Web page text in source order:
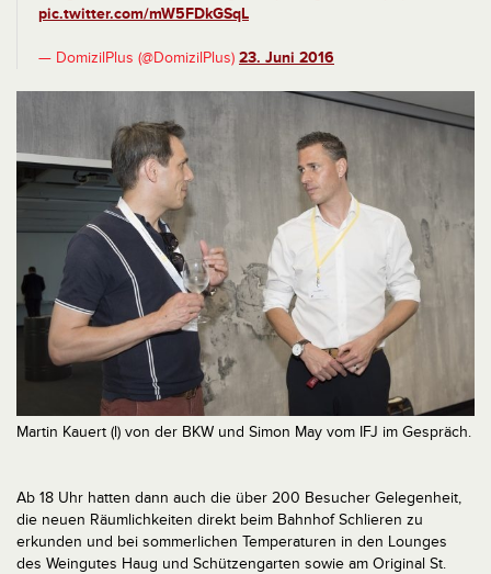
pic.twitter.com/mW5FDkGSqL
— DomizilPlus (@DomizilPlus) 23. Juni 2016
Martin Kauert (l) von der BKW und Simon May vom IFJ im Gespräch.
Ab 18 Uhr hatten dann auch die über 200 Besucher Gelegenheit,
die neuen Räumlichkeiten direkt beim Bahnhof Schlieren zu
erkunden und bei sommerlichen Temperaturen in den Lounges
des Weingutes Haug und Schützengarten sowie am Original St.